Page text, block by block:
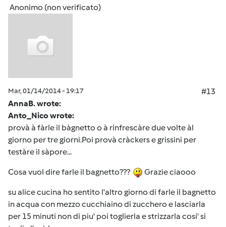
Anonimo (non verificato)
Mar, 01/14/2014 - 19:17
#13
AnnaB. wrote:
Anto_Nico wrote:
provà à fàrle il bàgnetto o à rinfrescàre due volte àl
giorno per tre giorni.Poi provà cràckers e grissini per
testàre il sàpore...
Cosa vuol dire farle il bagnetto??? Grazie ciaooo
su alice cucina ho sentito l'altro giorno di farle il bagnetto
in acqua con mezzo cucchiaino di zucchero e lasciarla
per 15 minuti non di piu' poi toglierla e strizzarla cosi' si